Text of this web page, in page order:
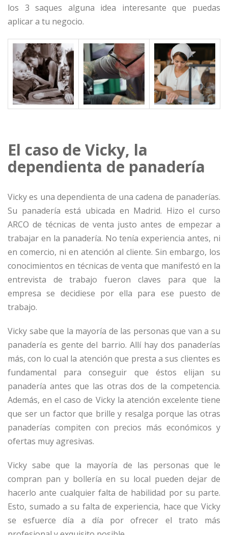
los 3 saques alguna idea interesante que puedas
aplicar a tu negocio.
El caso de Vicky, la
dependienta de panadería
Vicky es una dependienta de una cadena de panaderías.
Su panadería está ubicada en Madrid. Hizo el curso
ARCO de técnicas de venta justo antes de empezar a
trabajar en la panadería. No tenía experiencia antes, ni
en comercio, ni en atención al cliente. Sin embargo, los
conocimientos en técnicas de venta que manifestó en la
entrevista de trabajo fueron claves para que la
empresa se decidiese por ella para ese puesto de
trabajo.
Vicky sabe que la mayoría de las personas que van a su
panadería es gente del barrio. Allí hay dos panaderías
más, con lo cual la atención que presta a sus clientes es
fundamental para conseguir que éstos elijan su
panadería antes que las otras dos de la competencia.
Además, en el caso de Vicky la atención excelente tiene
que ser un factor que brille y resalga porque las otras
panaderías compiten con precios más económicos y
ofertas muy agresivas.
Vicky sabe que la mayoría de las personas que le
compran pan y bollería en su local pueden dejar de
hacerlo ante cualquier falta de habilidad por su parte.
Esto, sumado a su falta de experiencia, hace que Vicky
se esfuerce día a día por ofrecer el trato más